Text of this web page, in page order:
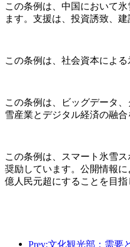
この条例は、中国において
ます。支援は、投資誘致、
この条例は、社会資本によ
この条例は、ビッグデータ
雪産業とデジタル経済の融
この条例は、スマート氷雪
奨励しています。公開情報
億人民元超にすることを目指